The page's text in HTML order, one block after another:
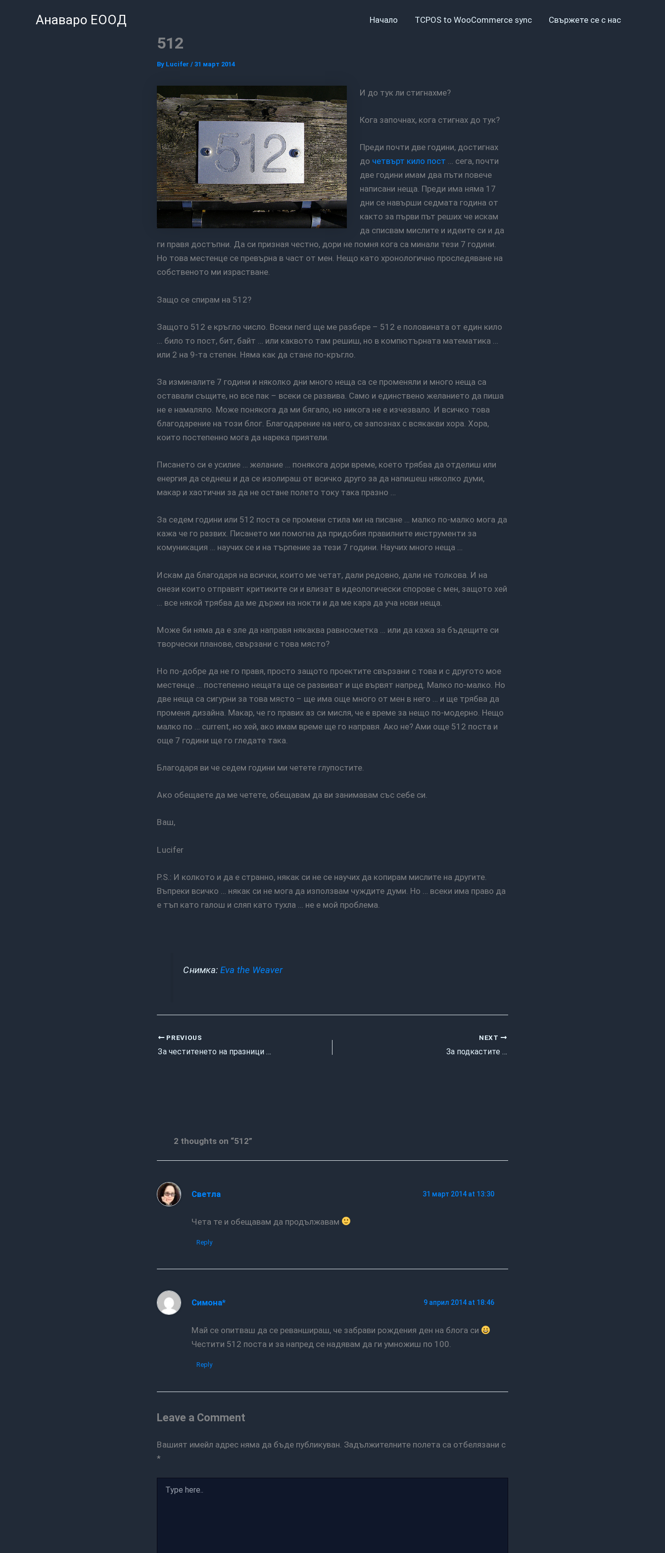
Анаваро ЕООД Начало TCPOS to WooCommerce sync Свържете се с нас
512
By Lucifer / 31 март 2014
И до тук ли стигнахме?
Кога започнах, кога стигнах до тук?
Преди почти две години, достигнах
до четвърт кило пост … сега, почти
две години имам два пъти повече
написани неща. Преди има няма 17
дни се навърши седмата година от
както за първи път реших че искам
да списвам мислите и идеите си и да
ги правя достъпни. Да си призная честно, дори не помня кога са минали тези 7 години.
Но това местенце се превърна в част от мен. Нещо като хронологично проследяване на
собственото ми израстване.
Защо се спирам на 512?
Защото 512 е кръгло число. Всеки nerd ще ме разбере – 512 е половината от един кило
… било то пост, бит, байт … или каквото там решиш, но в компютърната математика …
или 2 на 9-та степен. Няма как да стане по-кръгло.
За изминалите 7 години и няколко дни много неща са се променяли и много неща са
оставали същите, но все пак – всеки се развива. Само и единствено желанието да пиша
не е намаляло. Може понякога да ми бягало, но никога не е изчезвало. И всичко това
благодарение на този блог. Благодарение на него, се запознах с всякакви хора. Хора,
които постепенно мога да нарека приятели.
Писането си е усилие … желание … понякога дори време, което трябва да отделиш или
енергия да седнеш и да се изолираш от всичко друго за да напишеш няколко думи,
макар и хаотични за да не остане полето току така празно …
За седем години или 512 поста се промени стила ми на писане … малко по-малко мога да
кажа че го развих. Писането ми помогна да придобия правилните инструменти за
комуникация … научих се и на търпение за тези 7 години. Научих много неща …
Искам да благодаря на всички, които ме четат, дали редовно, дали не толкова. И на
онези които отправят критиките си и влизат в идеологически спорове с мен, защото хей
… все някой трябва да ме държи на нокти и да ме кара да уча нови неща.
Може би няма да е зле да направя някаква равносметка … или да кажа за бъдещите си
творчески планове, свързани с това място?
Но по-добре да не го правя, просто защото проектите свързани с това и с другото мое
местенце … постепенно нещата ще се развиват и ще вървят напред. Малко по-малко. Но
две неща са сигурни за това място – ще има още много от мен в него … и ще трябва да
променя дизайна. Макар, че го правих аз си мисля, че е време за нещо по-модерно. Нещо
малко по … current, но хей, ако имам време ще го направя. Ако не? Ами още 512 поста и
още 7 години ще го гледате така.
Благодаря ви че седем години ми четете глупостите.
Ако обещаете да ме четете, обещавам да ви занимавам със себе си.
Ваш,
Lucifer
P.S.: И колкото и да е странно, някак си не се научих да копирам мислите на другите.
Въпреки всичко … някак си не мога да използвам чуждите думи. Но … всеки има право да
е тъп като галош и сляп като тухла … не е мой проблема.
Снимка: Eva the Weaver
PREVIOUS
За честитенето на празници …
NEXT
За подкастите …
2 thoughts on “512”
Светла 31 март 2014 at 13:30
Чета те и обещавам да продължавам
Reply
Симона* 9 април 2014 at 18:46
Май се опитваш да се реваншираш, че забрави рождения ден на блога си
Честити 512 поста и за напред се надявам да ги умножиш по 100.
Reply
Leave a Comment
Вашият имейл адрес няма да бъде публикуван. Задължителните полета са отбелязани с
*
here..